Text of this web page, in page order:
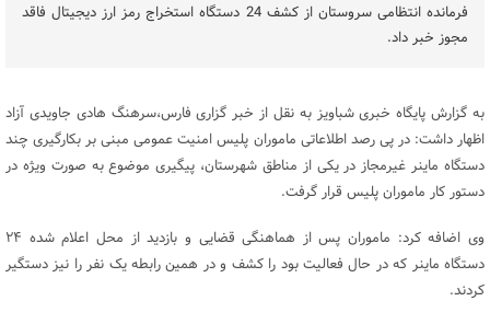
فرمانده انتظامی سروستان از کشف 24 دستگاه استخراج رمز ارز دیجیتال فاقد
مجوز خبر داد.
به گزارش پایگاه خبری شباویز به نقل از خبر گزاری فارس،سرهنگ هادی جاویدی آزاد
اظهار داشت: در پی رصد اطلاعاتی ماموران پلیس امنیت عمومی مبنی بر بکارگیری چند
دستگاه ماینر غیرمجاز در یکی از مناطق شهرستان، پیگیری موضوع به صورت ویژه در
دستور کار ماموران پلیس قرار گرفت.
وی اضافه کرد: ماموران پس از هماهنگی قضایی و بازدید از محل اعلام شده ۲۴
دستگاه ماینر که در حال فعالیت بود را کشف و در همین رابطه یک نفر را نیز دستگیر
کردند.